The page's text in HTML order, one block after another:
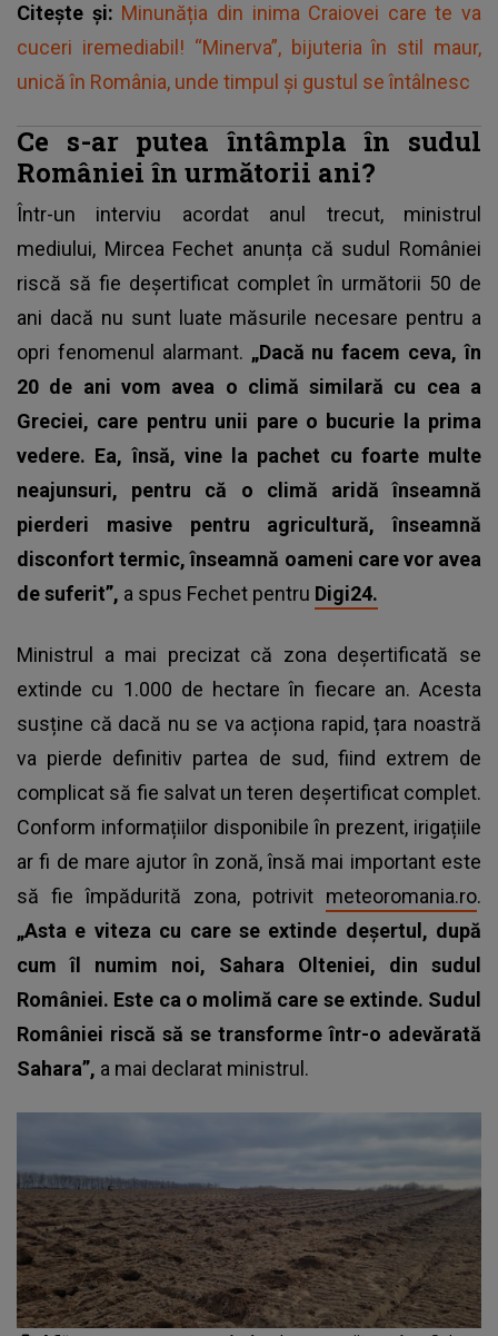
Citește și: Minunăția din inima Craiovei care te va
cuceri iremediabil! “Minerva”, bijuteria în stil maur,
unică în România, unde timpul și gustul se întâlnesc
Ce s-ar putea întâmpla în sudul
României în următorii ani?
Într-un interviu acordat anul trecut, ministrul
mediului, Mircea Fechet anunța că sudul României
riscă să fie deșertificat complet în următorii 50 de
ani dacă nu sunt luate măsurile necesare pentru a
opri fenomenul alarmant. „Dacă nu facem ceva, în
20 de ani vom avea o climă similară cu cea a
Greciei, care pentru unii pare o bucurie la prima
vedere. Ea, însă, vine la pachet cu foarte multe
neajunsuri, pentru că o climă aridă înseamnă
pierderi masive pentru agricultură, înseamnă
disconfort termic, înseamnă oameni care vor avea
de suferit”, a spus Fechet pentru Digi24.
Ministrul a mai precizat că zona deșertificată se
extinde cu 1.000 de hectare în fiecare an. Acesta
susține că dacă nu se va acționa rapid, țara noastră
va pierde definitiv partea de sud, fiind extrem de
complicat să fie salvat un teren deșertificat complet.
Conform informațiilor disponibile în prezent, irigațiile
ar fi de mare ajutor în zonă, însă mai important este
să fie împădurită zona, potrivit meteoromania.ro.
„Asta e viteza cu care se extinde deșertul, după
cum îl numim noi, Sahara Olteniei, din sudul
României. Este ca o molimă care se extinde. Sudul
României riscă să se transforme într-o adevărată
Sahara”, a mai declarat ministrul.